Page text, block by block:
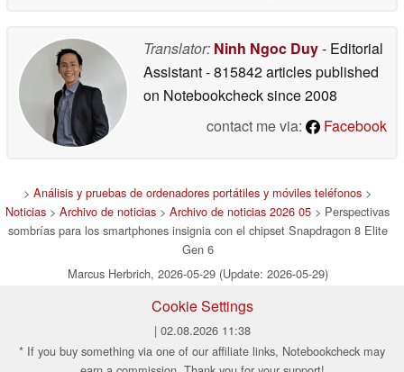
Translator: Ninh Ngoc Duy- Editorial
Assistant- 815842 articles published
on Notebookchecksince 2008
contact me via:
Facebook
> Análisis y pruebas de ordenadores portátiles y móviles teléfonos >
Noticias > Archivo de noticias > Archivo de noticias 2026 05 > Perspectivas
sombrías para los smartphones insignia con el chipset Snapdragon 8 Elite
Gen 6
Marcus Herbrich, 2026-05-29 (Update: 2026-05-29)
Cookie Settings
| 02.08.2026 11:38
* If you buy something via one of our affiliate links, Notebookcheck may